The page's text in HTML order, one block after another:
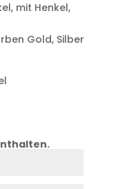
mit Henkel,
Gold, Silber